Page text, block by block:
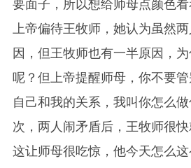
要面子，所以想给师母点颜色
上帝偏待王牧师，她认为虽然
因，但王牧师也有一半原因，
呢？但上帝提醒师母，你不要
自己和我的关系，我叫你怎么
次，两人闹矛盾后，王牧师很快
这让师母很吃惊，他今天怎么